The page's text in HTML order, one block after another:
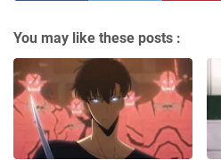
You may like these posts :